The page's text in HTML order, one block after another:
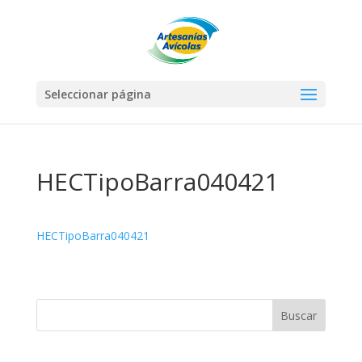
Seleccionar página
HECTipoBarra040421
HECTipoBarra040421